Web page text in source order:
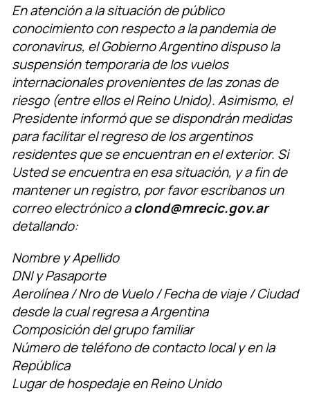
En atención a la situación de público
conocimiento con respecto a la pandemia de
coronavirus, el Gobierno Argentino dispuso la
suspensión temporaria de los vuelos
internacionales provenientes de las zonas de
riesgo (entre ellos el Reino Unido). Asimismo, el
Presidente informó que se dispondrán medidas
para facilitar el regreso de los argentinos
residentes que se encuentran en el exterior. Si
Usted se encuentra en esa situación, y a fin de
mantener un registro, por favor escríbanos un
correo electrónico aclond@mrecic.gov.ar
detallando:
Nombre y Apellido
DNI y Pasaporte
Aerolínea / Nro de Vuelo / Fecha de viaje / Ciudad
desde la cual regresa a Argentina
Composición del grupo familiar
Número de teléfono de contacto local y en la
República
Lugar de hospedaje en Reino Unido